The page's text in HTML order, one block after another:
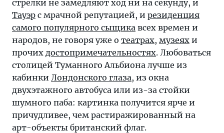
стрелки не замедляют ход ни на секунду, и
Тауэр с мрачной репутацией, и резиденция
самого популярного сыщика всех времен и
народов, не говоря уже о театрах, музеях и
прочих достопримечательностях. Любоваться
столицей Туманного Альбиона лучше из
кабинки Лондонского глаза, из окна
двухэтажного автобуса или из-за стойки
шумного паба: картинка получится ярче и
причудливее, чем растиражированный на
арт-объекты британский флаг.